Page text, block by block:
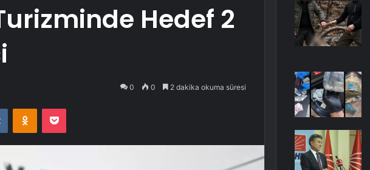
Hedef 2
0 0 2 dakika okuma süresi
VKontakteOdnoklassniki
Pocket